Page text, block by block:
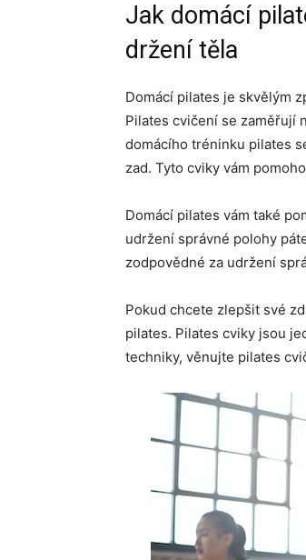
Jak domácí
držení těla
Domácí pilates je skvělým
Pilates cvičení se zaměřují
domácího tréninku pilates
zad. Tyto cviky vám
Domácí pilates vám také
udržení správné polohy
zodpovědné za udržení
Pokud chcete zlepšit své
pilates. Pilates cviky jsou
techniky, věnujte pilates